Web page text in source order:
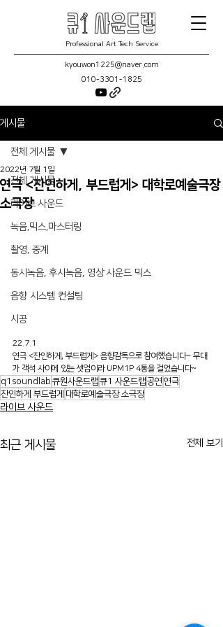
Professional Art Tech Service
kyouwon1225@naver.com
010-3301-1825
게시물
전체 게시물
라이브 사운드
녹음,믹스,마스터링
촬영, 중계
동시녹음, 후시녹음, 영상 사운드 믹스
음향 시스템 컨설팅
시공
전체 게시물
연극 <잔인하게, 부드럽게> 대학로예술극장
소극장
2022년 7월 1일
22.7.1
연극 <잔인하게, 부드럽게> 음향감독으로 참여했습니다~ 무대
가 객석 사이에 있는 셋업이라 UPM1P 4통을 걸었습니다~
q1soundlab 큐원사운드랩큐1 사운드랩공연 연극
잔인하게 부드럽게 대학로예술극장 소극장
라이브 사운드
최근 게시물 전체 보기